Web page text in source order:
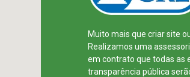
Muito mais que criar site
Realizamos uma
em contrato que todas as
transparência pública